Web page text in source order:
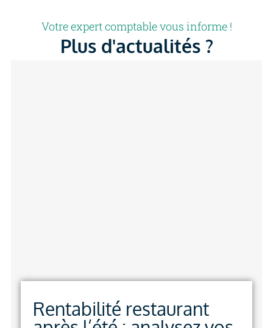
Votre expert comptable vous informe !
Plus d'actualités ?
Rentabilité restaurant